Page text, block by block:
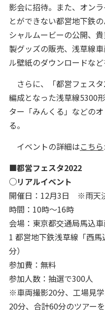
影会に招待。また、オン
とができない都営地下鉄
シャルムービーの公開、
製グッズの販売、浅草線
ル壁紙のダウンロードなど
さらに、「都営フェス
編成となった浅草線5300
ター「みんくる」などの
る。
イベントの詳細はこちら
■都営フェスタ2022
○リアルイベント
開催日：12月3日 ※雨天
時間：10時～16時
会場：東京都交通局馬込
1 都営地下鉄浅草線「西
分）
参加費：無料
参加人数：抽選で300人
※車両撮影20分、工場見
20分、合計60分のツアー